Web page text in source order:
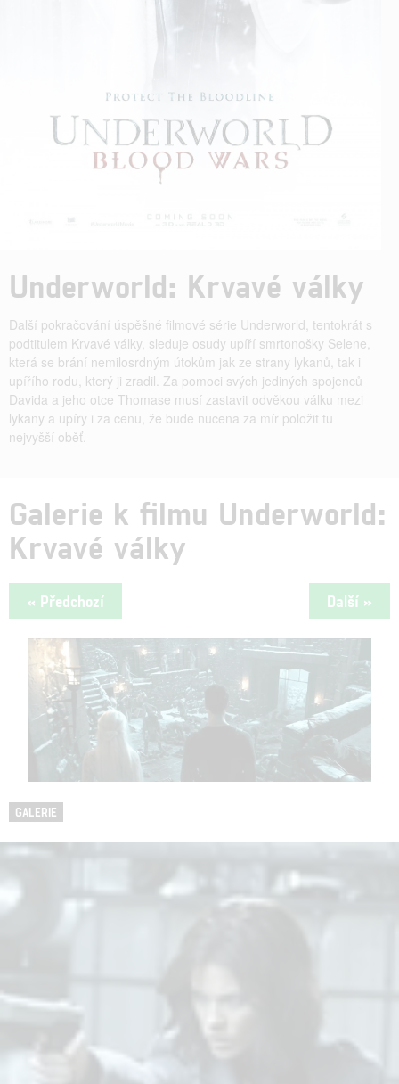
Underworld: Krvavé války
Další pokračování úspěšné filmové série Underworld, tentokrát s
podtitulem Krvavé války, sleduje osudy upíří smrtonošky Selene,
která se brání nemilosrdným útokům jak ze strany lykanů, tak i
upířího rodu, který ji zradil. Za pomoci svých jediných spojenců
Davida a jeho otce Thomase musí zastavit odvěkou válku mezi
lykany a upíry i za cenu, že bude nucena za mír položit tu
nejvyšší oběť.
Galerie k filmu Underworld:
Krvavé války
« Předchozí Další »
GALERIE